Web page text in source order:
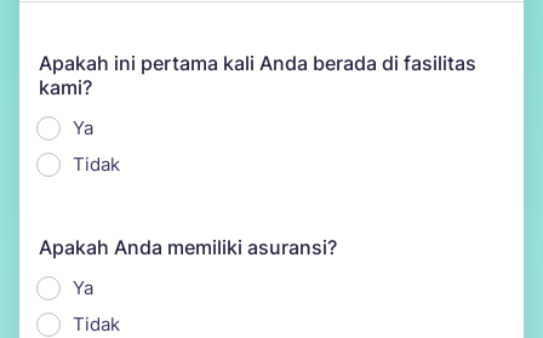
Apakah ini pertama kali Anda berada di fasilitas
kami?
Ya
Tidak
Apakah Anda memiliki asuransi?
Ya
Tidak